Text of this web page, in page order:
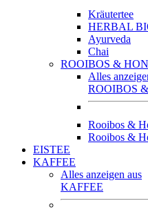
Kräutertee
HERBAL
Ayurveda
Chai
ROOIBOS &
Alles
ROOIBOS
Rooibos &
Rooibos &
EISTEE
KAFFEE
Alles anzeigen aus
KAFFEE